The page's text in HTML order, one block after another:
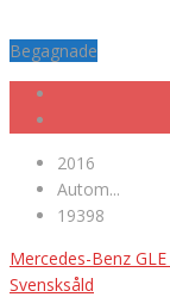
Begagnade
2016
Autom...
19398
Mercedes-Benz
Svensksåld